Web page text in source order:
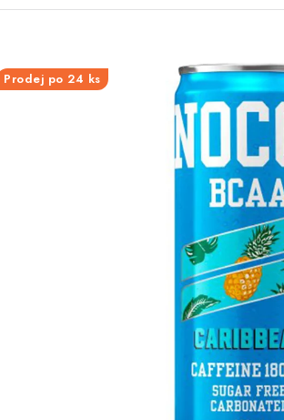
Prodej po 24 ks